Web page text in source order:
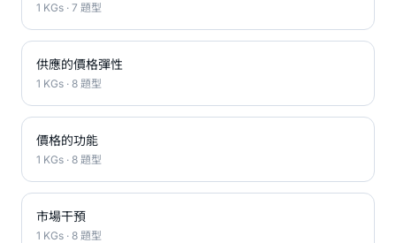
1 KGs · 7 題型
供應的價格彈性
1 KGs · 8 題型
價格的功能
1 KGs · 8 題型
市場干預
1 KGs · 8 題型